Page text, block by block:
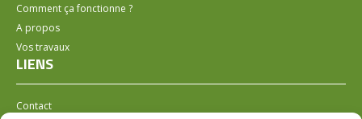
Comment ça fonctionne ?
A propos
Vos travaux
LIENS
Contact